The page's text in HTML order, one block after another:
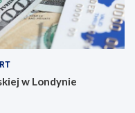
w Londynie